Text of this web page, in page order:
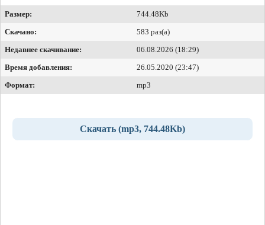
Размер:
744.48Kb
Скачано:
583 раз(а)
Недавнее скачивание:
06.08.2026 (18:29)
Время добавления:
26.05.2020 (23:47)
Формат:
mp3
Скачать (mp3, 744.48Kb)